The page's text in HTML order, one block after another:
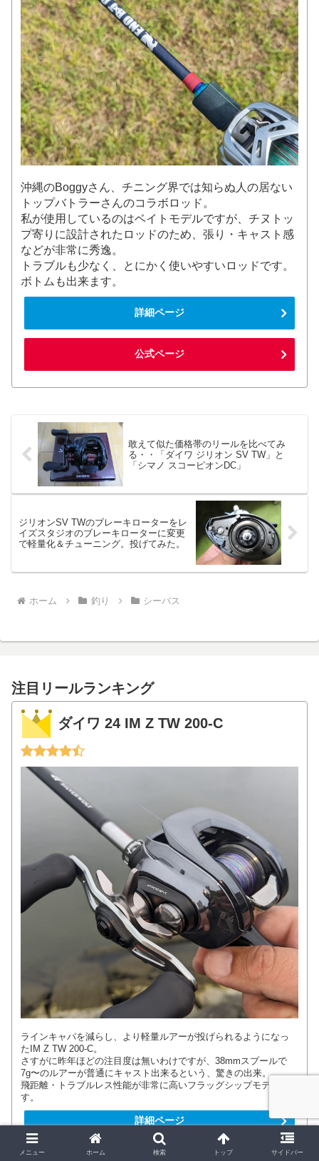
沖縄のBoggyさん、チニング界では知らぬ人の居ない
トップバトラーさんのコラボロッド。
私が使用しているのはベイトモデルですが、チヌトッ
プ寄りに設計されたロッドのため、張り・キャスト感
などが非常に秀逸。
トラブルも少なく、とにかく使いやすいロッドです。
ボトムも出来ます。
詳細ページ
公式ページ
敢えて似た価格帯のリールを比べてみ
る・・「ダイワ ジリオン SV TW」と
「シマノ スコーピオンDC」
ジリオンSV TWのブレーキローターをレ
イズスタジオのブレーキローターに変更
で軽量化＆チューニング。投げてみた。
ホーム 釣り シーバス
注目リールランキング
ダイワ 24 IM Z TW 200-C
ラインキャパを減らし、より軽量ルアーが投げられるようになっ
たIM Z TW 200-C。
さすがに昨年ほどの注目度は無いわけですが、38mmスプールで
7g〜のルアーが普通にキャスト出来るという、驚きの出来。
飛距離・トラブルレス性能が非常に高いフラッグシップモデルで
す。
詳細ページ
公式ページ
メニュー ホーム 検索 トップ サイドバー